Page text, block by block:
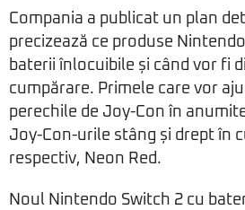
Compania a publicat un plan
precizează ce produse
baterii înlocuibile și când vor fi
cumpărare. Primele care vor
perechile de Joy-Con în
Joy-Con-urile stâng și drept în
respectiv, Neon Red.
Noul Nintendo Switch 2 cu